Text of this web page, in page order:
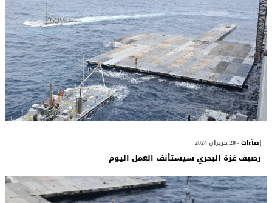
إضآءات- 20 حزيران 2024
رصيف غزة البحري سيستأنف العمل اليوم